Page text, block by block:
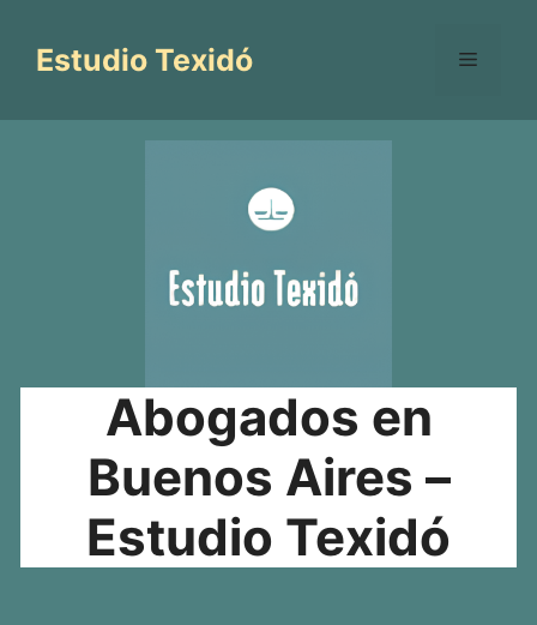
contenido
Estudio Texidó Menú
Abogados en
Buenos Aires –
Estudio Texidó